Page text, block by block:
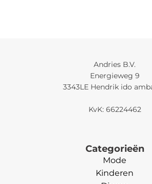
Andries B.V.
Energieweg 9
3343LE Hendrik ido
KvK: 66224462
Categorieën
Mode
Kinderen